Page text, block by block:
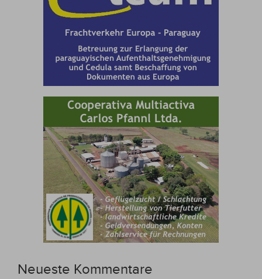
Neueste Kommentare